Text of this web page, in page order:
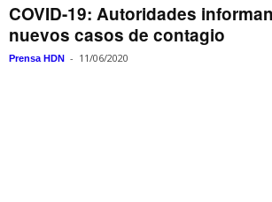
COVID-19: Autoridades
nuevos casos de contagio
Prensa HDN - 11/06/2020